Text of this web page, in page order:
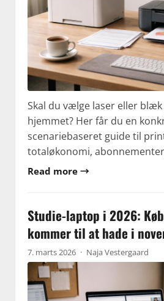
Skal du vælge laser eller
hjemmet? Her får du en
scenariebaseret guide til
totaløkonomi,
Read more →
Studie-laptop i 2026:
kommer til at hade i
7. marts 2026 · Naja Vestergaard